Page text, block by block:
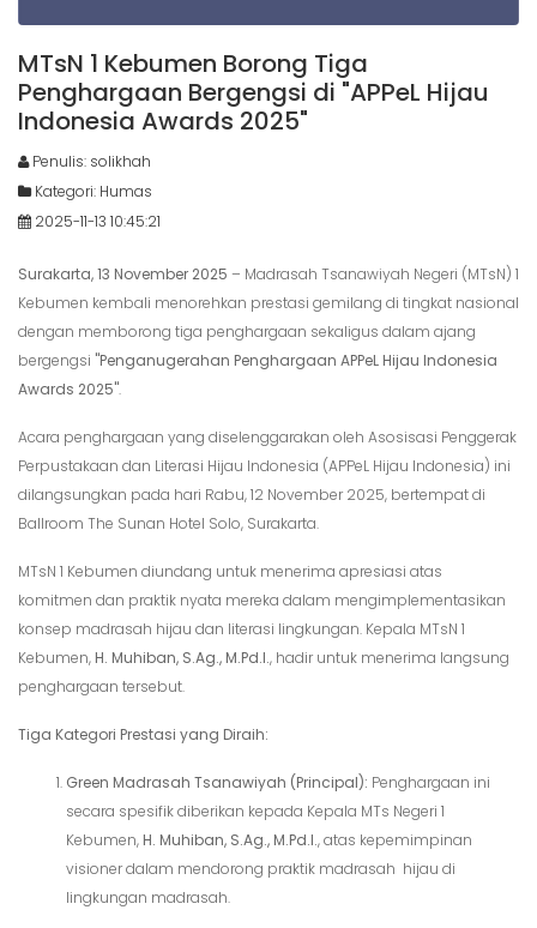
MTsN 1 Kebumen Borong Tiga
Penghargaan Bergengsi di "APPeL Hijau
Indonesia Awards 2025"
Penulis: solikhah
Kategori: Humas
2025-11-13 10:45:21
Surakarta, 13 November 2025 – Madrasah Tsanawiyah Negeri (MTsN) 1
Kebumen kembali menorehkan prestasi gemilang di tingkat nasional
dengan memborong tiga penghargaan sekaligus dalam ajang
bergengsi "Penganugerahan Penghargaan APPeL Hijau Indonesia
Awards 2025".
Acara penghargaan yang diselenggarakan oleh Asosisasi Penggerak
Perpustakaan dan Literasi Hijau Indonesia (APPeL Hijau Indonesia) ini
dilangsungkan pada hari Rabu, 12 November 2025, bertempat di
Ballroom The Sunan Hotel Solo, Surakarta.
MTsN 1 Kebumen diundang untuk menerima apresiasi atas
komitmen dan praktik nyata mereka dalam mengimplementasikan
konsep madrasah hijau dan literasi lingkungan. Kepala MTsN 1
Kebumen, H. Muhiban, S.Ag., M.Pd.I., hadir untuk menerima langsung
penghargaan tersebut.
Tiga Kategori Prestasi yang Diraih:
Green Madrasah Tsanawiyah (Principal): Penghargaan ini
secara spesifik diberikan kepada Kepala MTs Negeri 1
Kebumen, H. Muhiban, S.Ag., M.Pd.I., atas kepemimpinan
visioner dalam mendorong praktik madrasah hijau di
lingkungan madrasah.